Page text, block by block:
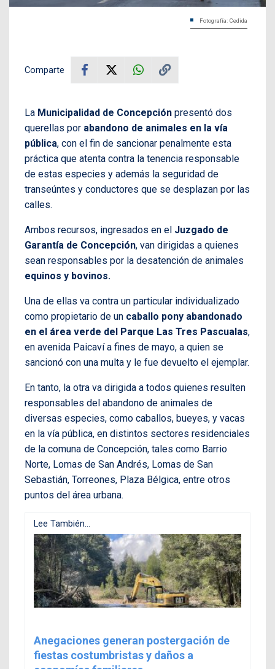
Fotografía: Cedida
Comparte
La Municipalidad de Concepción presentó dos
querellas por abandono de animales en la vía
pública, con el fin de sancionar penalmente esta
práctica que atenta contra la tenencia responsable
de estas especies y además la seguridad de
transeúntes y conductores que se desplazan por las
calles.
Ambos recursos, ingresados en el Juzgado de
Garantía de Concepción, van dirigidas a quienes
sean responsables por la desatención de animales
equinos y bovinos.
Una de ellas va contra un particular individualizado
como propietario de un caballo pony abandonado
en el área verde del Parque Las Tres Pascualas,
en avenida Paicaví a fines de mayo, a quien se
sancionó con una multa y le fue devuelto el ejemplar.
En tanto, la otra va dirigida a todos quienes resulten
responsables del abandono de animales de
diversas especies, como caballos, bueyes, y vacas
en la vía pública, en distintos sectores residenciales
de la comuna de Concepción, tales como Barrio
Norte, Lomas de San Andrés, Lomas de San
Sebastián, Torreones, Plaza Bélgica, entre otros
puntos del área urbana.
Lee También...
Anegaciones generan postergación de
fiestas costumbristas y daños a